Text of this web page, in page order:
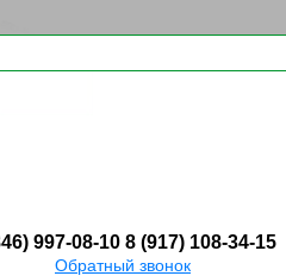
997-08-10 8 (917) 108-34-15
Обратный звонок